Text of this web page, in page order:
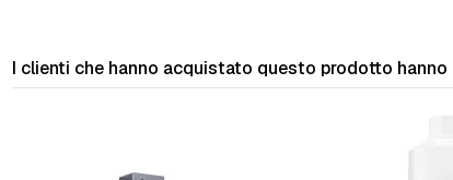
I clienti che hanno acquistato questo prodotto hanno